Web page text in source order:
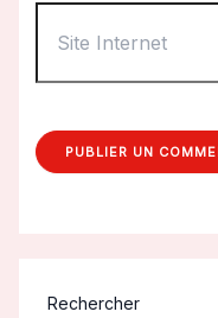
Internet
Rechercher